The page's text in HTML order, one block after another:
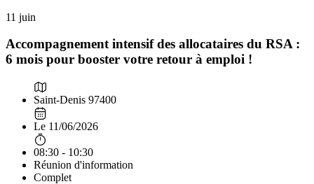
11 juin
Accompagnement intensif des allocataires du RSA :
6 mois pour booster votre retour à emploi !
Saint-Denis 97400
Le 11/06/2026
08:30 - 10:30
Réunion d'information
Complet